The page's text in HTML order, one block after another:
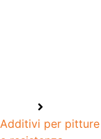
Additivi per